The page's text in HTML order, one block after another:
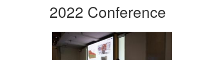
2022 Conference